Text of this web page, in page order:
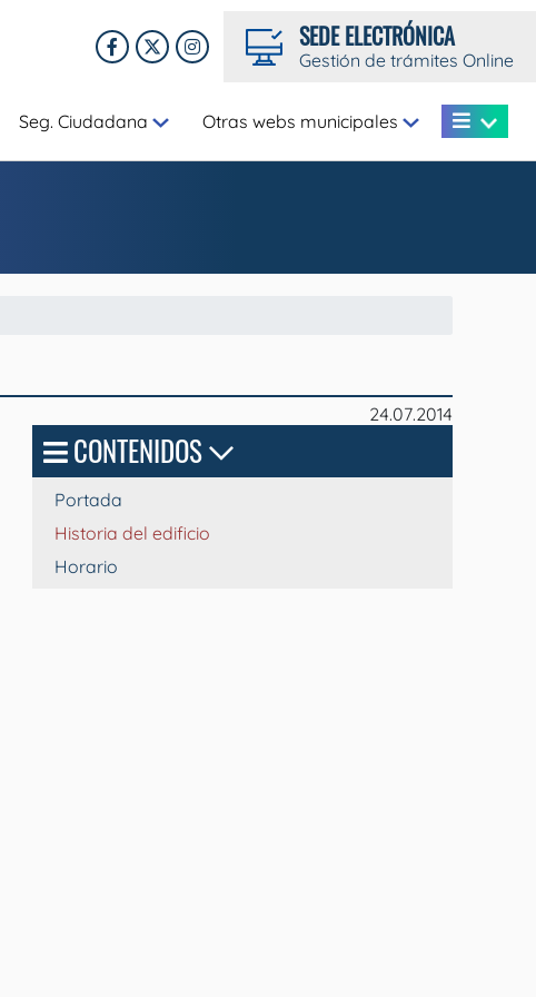
SEDE ELECTRÓNICA
Gestión de trámites Online
Seg. Ciudadana Otras webs municipales
24.07.2014
CONTENIDOS
Portada
Historia del edificio
Horario